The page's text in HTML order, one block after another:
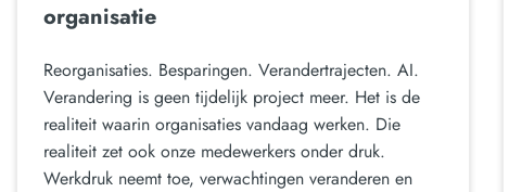
organisatie
Reorganisaties. Besparingen. Verandertrajecten. AI.
Verandering is geen tijdelijk project meer. Het is de
realiteit waarin organisaties vandaag werken. Die
realiteit zet ook onze medewerkers onder druk.
Werkdruk neemt toe, verwachtingen veranderen en